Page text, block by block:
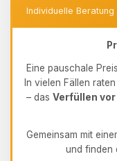
Individuelle
Eine pauschale
In vielen Fällen
– das Verfüllen
Gemeinsam mit
und finden